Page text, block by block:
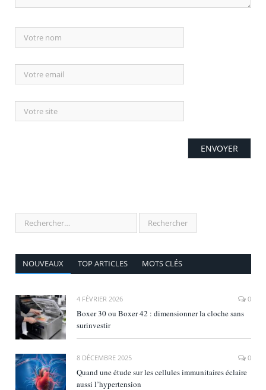
NOUVEAUX TOP ARTICLES MOTS CLÉS
4 FÉVRIER 2026 0
Boxer 30 ou Boxer 42 : dimensionner la cloche sans
surinvestir
8 DÉCEMBRE 2025 0
Quand une étude sur les cellules immunitaires éclaire
aussi l’hypertension